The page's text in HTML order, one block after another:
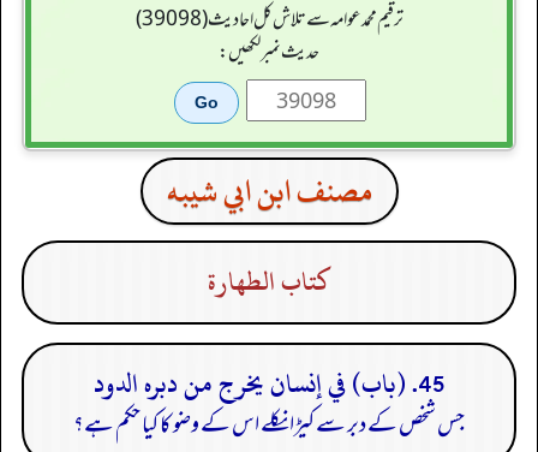
ترقیم محمدعوامہ سے تلاش کل احادیث (39098)
حدیث نمبر لکھیں:
مصنف ابن ابي شيبه
كتاب الطهارة
45. (باب) في إنسان يخرج من دبره الدود
جس شخص کے دبر سے کیڑا نکلے اس کے وضو کا کیا حکم ہے؟